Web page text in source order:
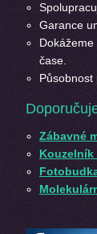
Garance
čase.
Působnost
Zábavné